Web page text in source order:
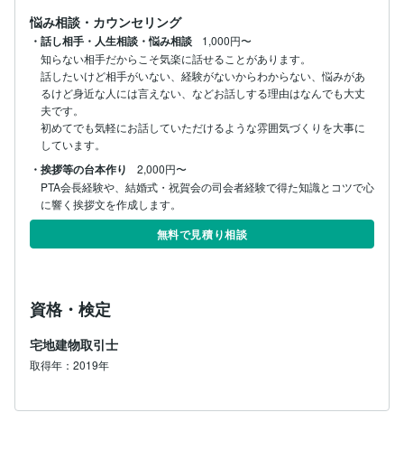
悩み相談・カウンセリング
・話し相手・人生相談・悩み相談
1,000円〜
知らない相手だからこそ気楽に話せることがあります。
話したいけど相手がいない、経験がないからわからない、悩みがあ
るけど身近な人には言えない、などお話しする理由はなんでも大丈
夫です。
初めてでも気軽にお話していただけるような雰囲気づくりを大事に
しています。
・挨拶等の台本作り
2,000円〜
PTA会長経験や、結婚式・祝賀会の司会者経験で得た知識とコツで心
に響く挨拶文を作成します。
無料で見積り相談
資格・検定
宅地建物取引士
取得年：2019年